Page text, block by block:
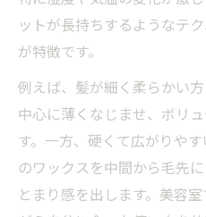
ットが長持ちするようなテ
が特徴です。
例えば、髪が細く柔らかい
中心に薄くなじませ、ボリ
す。一方、硬くて広がりや
のワックスを中間から毛先
とまり感を出します。美容